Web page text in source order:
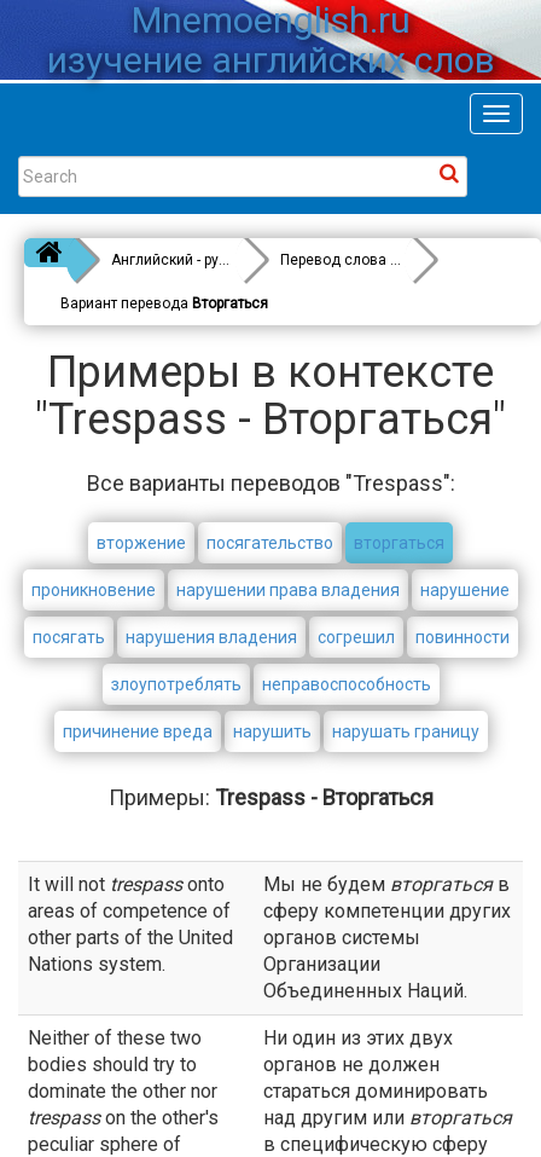
Mnemoenglish.ru
изучение английских слов
Английский - русский Перевод слова
Trespass
Вариант перевода Вторгаться
Примеры в контексте
"Trespass - Вторгаться"
Все варианты переводов "Trespass":
вторжение посягательство вторгаться
проникновение нарушении права владения нарушение
посягать нарушения владения согрешил повинности
злоупотреблять неправоспособность
причинение вреда нарушить нарушать границу
Примеры: Trespass - Вторгаться
It will not trespassonto
areas of competence of
other parts of the United
Nations system.
Мы не будем вторгатьсяв
сферу компетенции других
органов системы
Организации
Объединенных Наций.
Neither of these two
bodies should try to
dominate the other nor
trespasson the other's
peculiar sphere of
Ни один из этих двух
органов не должен
стараться доминировать
над другим или вторгаться
в специфическую сферу